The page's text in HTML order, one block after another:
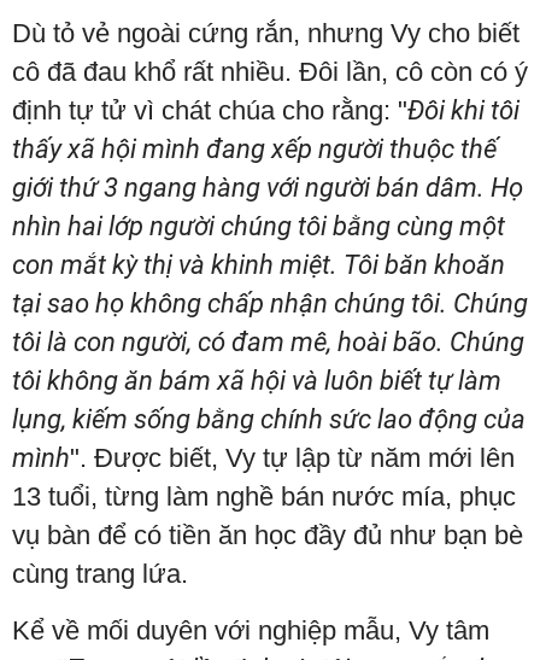
Dù tỏ vẻ ngoài cứng rắn, nhưng Vy cho biết
cô đã đau khổ rất nhiều. Đôi lần, cô còn có ý
định tự tử vì chát chúa cho rằng: "Đôi khi tôi
thấy xã hội mình đang xếp người thuộc thế
giới thứ 3 ngang hàng vớingười bán dâm. Họ
nhìn hai lớp người chúng tôi bằng cùng một
con mắt kỳ thị và khinh miệt. Tôi băn khoăn
tại sao họ không chấp nhận chúng tôi. Chúng
tôi là con người, có đam mê, hoài bão. Chúng
tôi không ăn bám xã hội và luôn biết tự làm
lụng, kiếm sống bằng chính sức lao động của
mình". Được biết, Vy tự lập từ năm mới lên
13 tuổi, từng làm nghề bán nước mía, phục
vụ bàn để có tiền ăn học đầy đủ như bạn bè
cùng trang lứa.
Kể về mối duyên với nghiệp mẫu, Vy tâm